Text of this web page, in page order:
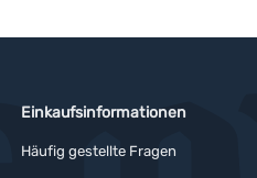
Einkaufsinformationen
Häufig gestellte Fragen